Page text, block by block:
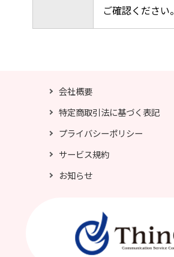
ご確認ください。
会社概要
特定商取引法に基づく表記
プライバシーポリシー
サービス規約
お知らせ